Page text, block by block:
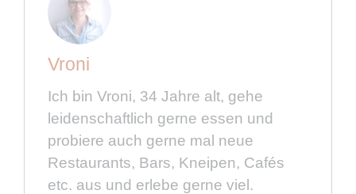
Vroni
Ich bin Vroni, 34 Jahre alt, gehe
leidenschaftlich gerne essen und
probiere auch gerne mal neue
Restaurants, Bars, Kneipen, Cafés
etc. aus und erlebe gerne viel.